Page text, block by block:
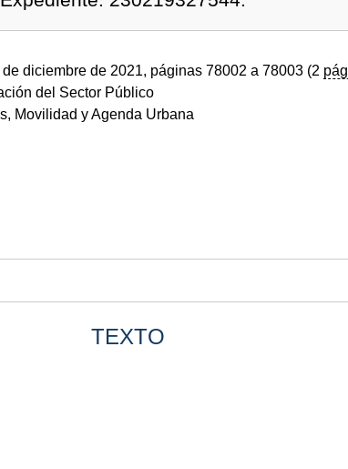
diciembre de 2021, páginas 78002 a 78003 (2
del Sector Público
Movilidad y Agenda Urbana
TEXTO